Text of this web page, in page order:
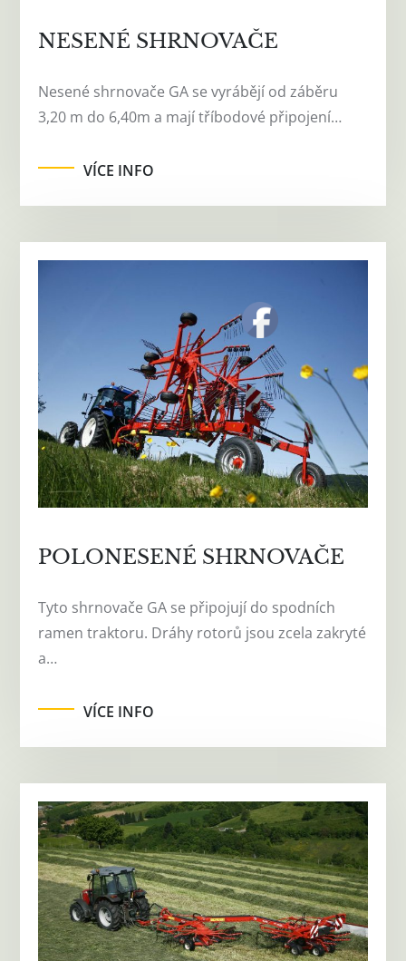
NESENÉ SHRNOVAČE
Nesené shrnovače GA se vyrábějí od záběru
3,20 m do 6,40m a mají tříbodové připojení…
VÍCE INFO
POLONESENÉ SHRNOVAČE
Tyto shrnovače GA se připojují do spodních
ramen traktoru. Dráhy rotorů jsou zcela zakryté
a…
VÍCE INFO